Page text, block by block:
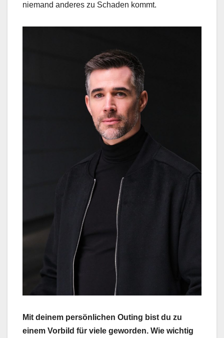
niemand anderes zu Schaden kommt.
Mit deinem persönlichen Outing bist du zu
einem Vorbild für viele geworden. Wie wichtig